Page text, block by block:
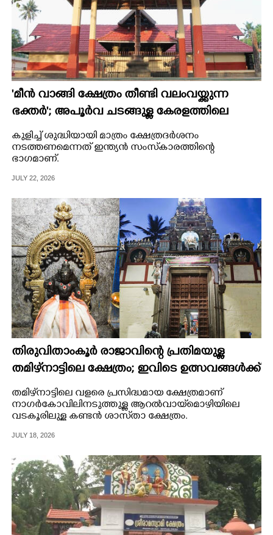
'മീൻ വാങ്ങി ക്ഷേത്രം തീണ്ടി വലംവയ്ക്കുന്ന
ഭക്തർ'; അപൂർവ ചടങ്ങുള്ള കേരളത്തിലെ
പുണ്യപുരാതന ക്ഷേത്രം
കുളിച്ച് ശുദ്ധിയായി മാത്രം ക്ഷേത്രദർശനം
നടത്തണമെന്നത് ഇന്ത്യൻ സംസ്‌കാരത്തിന്റെ
ഭാഗമാണ്.
JULY 22, 2026
തിരുവിതാംകൂർ രാജാവിന്റെ പ്രതിമയുള്ള
തമിഴ്‌നാട്ടിലെ ക്ഷേത്രം; ഇവിടെ ഉത്സവങ്ങൾക്ക്
പ്രത്യേകതകളേറെ
തമിഴ്‌നാട്ടിലെ വളരെ പ്രസിദ്ധമായ ക്ഷേത്രമാണ്
നാഗർകോവിലിനടുത്തുള്ള ആറൽവായ്‌മൊഴിയിലെ
വടകൂരിലുള്ള കണ്ടൻ ശാസ്‌താ ക്ഷേത്രം.
JULY 18, 2026